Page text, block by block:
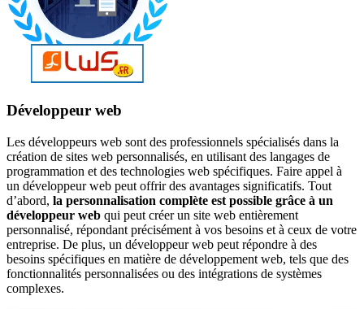
Développeur web
Les développeurs web sont des professionnels spécialisés dans la
création de sites web personnalisés, en utilisant des langages de
programmation et des technologies web spécifiques. Faire appel à
un développeur web peut offrir des avantages significatifs. Tout
d’abord, la personnalisation complète est possible grâce à un
développeur web qui peut créer un site web entièrement
personnalisé, répondant précisément à vos besoins et à ceux de votre
entreprise. De plus, un développeur web peut répondre à des
besoins spécifiques en matière de développement web, tels que des
fonctionnalités personnalisées ou des intégrations de systèmes
complexes.